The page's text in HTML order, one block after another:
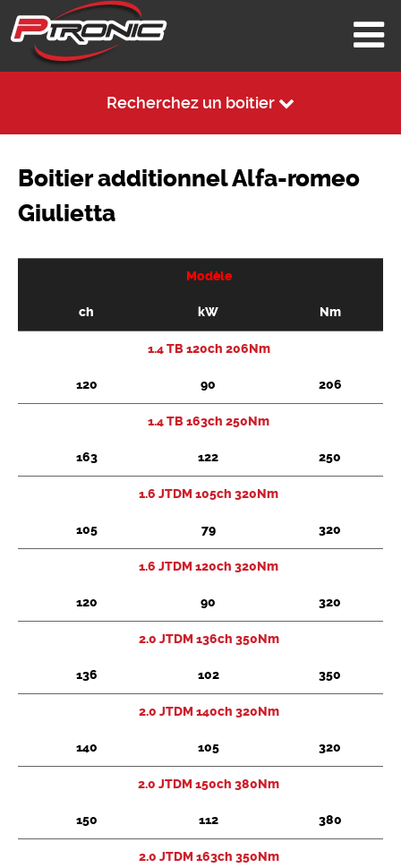
Recherchez un boitier
Chercher
Boitier additionnel Alfa-romeo
Giulietta
Modèle
ch kW Nm
1.4 TB 120ch 206Nm
120 90 206
1.4 TB 163ch 250Nm
163 122 250
1.6 JTDM 105ch 320Nm
105 79 320
1.6 JTDM 120ch 320Nm
120 90 320
2.0 JTDM 136ch 350Nm
136 102 350
2.0 JTDM 140ch 320Nm
140 105 320
2.0 JTDM 150ch 380Nm
150 112 380
2.0 JTDM 163ch 350Nm